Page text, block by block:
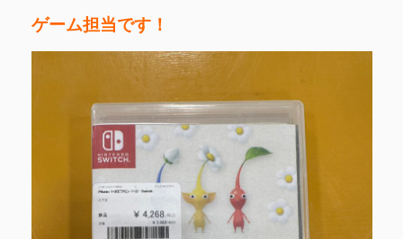
ゲーム担当です！